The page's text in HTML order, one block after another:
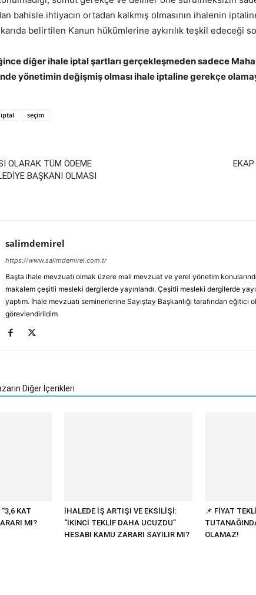
bahisle ihtiyacın ortadan kalkmış olmasının ihalenin
belirtilen Kanun hükümlerine aykırılık teşkil edeceği
diğer ihale iptal şartları gerçekleşmeden sadece
yönetimin değişmiş olması ihale iptaline gerekçe
iptal seçim
OLARAK TÜM ÖDEME
BAŞKANI OLMASI
EKAP
salimdemirel
https://www.salimdemirel.com.tr
Başta ihale mevzuatı olmak üzere mali mevzuat ve yerel yönetim
makalem çeşitli mesleki dergilerde yayınlandı. Çeşitli mesleki dergilerde
yaptım. İhale mevzuatı seminerlerine Sayıştay Başkanlığı tarafından eğitici
görevlendirildim
Diğer İçerikleri
KAT
MI?
İHALEDE İŞ ARTIŞI VE EKSİLİŞİ:
“İKİNCİ TEKLİF DAHA UCUZDU”
HESABI KAMU ZARARI SAYILIR MI?
📌 FİYAT
OLAMAZ!